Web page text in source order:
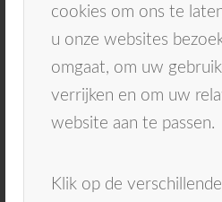
cookies om ons te
u onze websites
omgaat, om uw
verrijken en om uw
website aan te passen.
Klik op de
hebt geen idee wat erin
thuis bleken adviseert de
professioneel advies in te
tandarts om een veilige
op maat gemaakt is en
manier om een stralend